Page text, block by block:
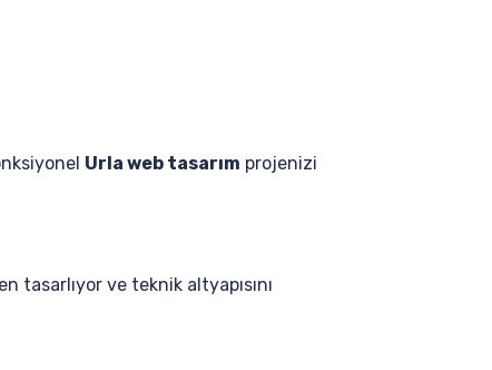
Urla web tasarım projenizi
ve teknik altyapısını